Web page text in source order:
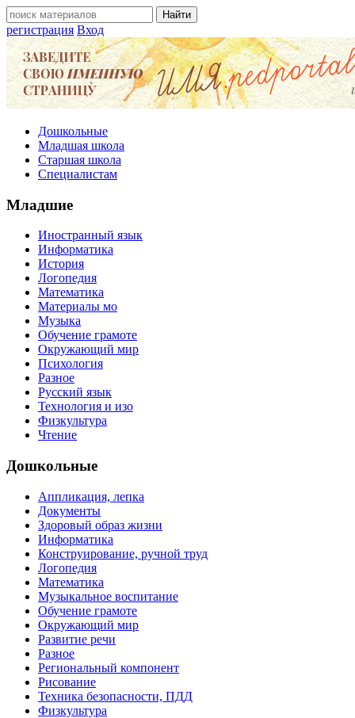
регистрация Вход
Дошкольные
Младшая школа
Старшая школа
Специалистам
Младшие
Иностранный язык
Информатика
История
Логопедия
Математика
Материалы мо
Музыка
Обучение грамоте
Окружающий мир
Психология
Разное
Русский язык
Технология и изо
Физкультура
Чтение
Дошкольные
Аппликация, лепка
Документы
Здоровый образ жизни
Информатика
Конструирование, ручной труд
Логопедия
Математика
Музыкальное воспитание
Обучение грамоте
Окружающий мир
Развитие речи
Разное
Региональный компонент
Рисование
Техника безопасности, ПДД
Физкультура